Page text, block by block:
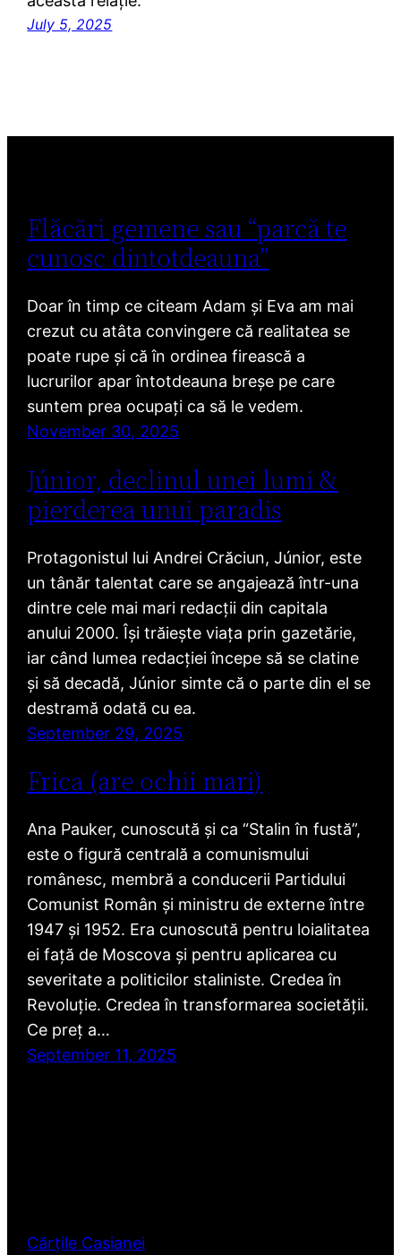
July 5, 2025
Flăcări gemene sau “parcă te
cunosc dintotdeauna”
Doar în timp ce citeam Adam și Eva am mai
crezut cu atâta convingere că realitatea se
poate rupe și că în ordinea firească a
lucrurilor apar întotdeauna breșe pe care
suntem prea ocupați ca să le vedem.
November 30, 2025
Júnior, declinul unei lumi &
pierderea unui paradis
Protagonistul lui Andrei Crăciun, Júnior, este
un tânăr talentat care se angajează într-una
dintre cele mai mari redacții din capitala
anului 2000. Își trăiește viața prin gazetărie,
iar când lumea redacției începe să se clatine
și să decadă, Júnior simte că o parte din el se
destramă odată cu ea.
September 29, 2025
Frica (are ochii mari)
Ana Pauker, cunoscută și ca “Stalin în fustă”,
este o figură centrală a comunismului
românesc, membră a conducerii Partidului
Comunist Român și ministru de externe între
1947 și 1952. Era cunoscută pentru loialitatea
ei față de Moscova și pentru aplicarea cu
severitate a politicilor staliniste. Credea în
Revoluție. Credea în transformarea societății.
Ce preț a…
September 11, 2025
Cărțile Casianei